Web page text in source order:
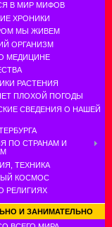
В МИР МИФОВ
ХРОНИКИ
МЫ ЖИВЕМ
ОРГАНИЗМ
МЕДИЦИНЕ
РАСТЕНИЯ
ПЛОХОЙ ПОГОДЫ
СВЕДЕНИЯ О НАШЕЙ
ПО СТРАНАМ И
ТЕХНИКА
КОСМОС
РЕЛИГИЯХ
И ЗАНИМАТЕЛЬНО